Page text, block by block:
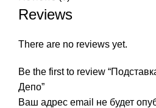
Reviews
There are no reviews yet.
Be the first to review
Депо”
Ваш адрес email не будет